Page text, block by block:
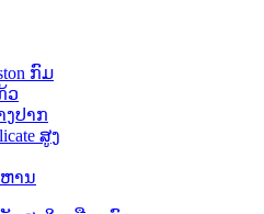
ກົມ
ວ
ປາກ
ສູງ
ານ